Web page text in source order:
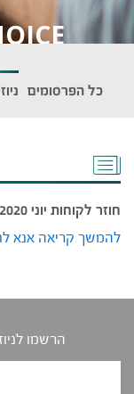
כל הפרסומים
חוזר לקוחות יוני 2020 – חוק מענק לעידוד תעסוקה
להמשך קריאה אנא
הרשמו